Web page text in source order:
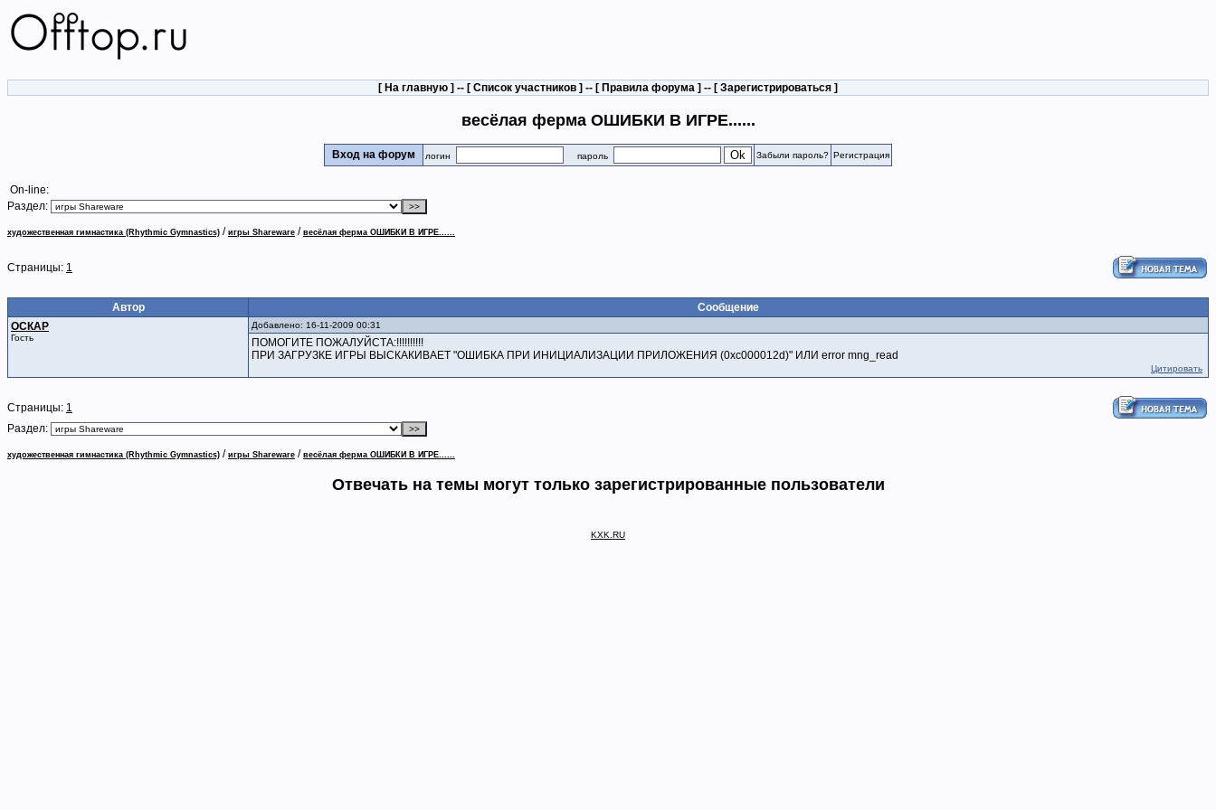
[ На главную ] -- [ Список участников ] -- [ Правила форума ] -- [ Зарегистрироваться ]
весёлая ферма ОШИБКИ В ИГРЕ......
Вход на форум логин пароль Забыли пароль? Регистрация
On-line:
Раздел:
художественная гимнастика (Rhythmic Gymnastics) / игры Shareware / весёлая ферма ОШИБКИ В ИГРЕ......
Страницы: 1
Автор
Сообщение
ОСКАР
Гость
Добавлено: 16-11-2009 00:31
ПОМОГИТЕ ПОЖАЛУЙСТА:!!!!!!!!!!
ПРИ ЗАГРУЗКЕ ИГРЫ ВЫСКАКИВАЕТ "ОШИБКА ПРИ ИНИЦИАЛИЗАЦИИ ПРИЛОЖЕНИЯ (0xc000012d)" ИЛИ error mng_read
Цитировать
Страницы: 1
Раздел:
художественная гимнастика (Rhythmic Gymnastics) / игры Shareware / весёлая ферма ОШИБКИ В ИГРЕ......
Отвечать на темы могут только зарегистрированные пользователи
KXK.RU